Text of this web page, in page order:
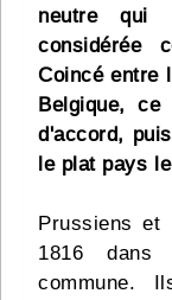
Désabo
Nous
neutre qui
considérée
Coincé entre
Belgique, ce
d'accord,
le plat pays
Prussiens et
1816
commune.